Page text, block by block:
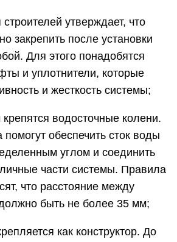
утверждает, что
закрепить после установки
Для этого понадобятся
и уплотнители, которые
и жесткость системы;
водосточные колени.
помогут обеспечить сток воды
углом и соединить
части системы. Правила
что расстояние между
быть не более 35 мм;
как конструктор. До